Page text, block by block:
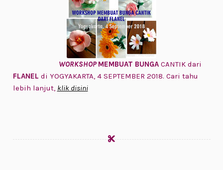
WORKSHOP MEMBUAT BUNGACANTIK dari
FLANEL di YOGYAKARTA, 4 SEPTEMBER 2018. Cari tahu
lebih lanjut, klik disini